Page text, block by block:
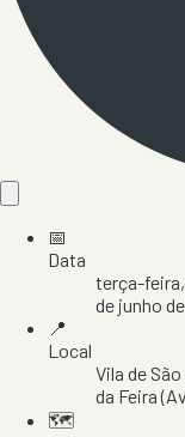
📅
Data
terça-feira,
de junho
📍
Local
Vila de
da Feira
🗺️